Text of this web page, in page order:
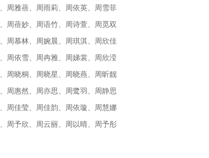
雅蓓、周雨莉、周依英、周雪菲
蓓妙、周语竹、周诗萱、周觅双
慕林、周婉晨、周琪淇、周欣佳
依雪、周冉雅、周娣裳、周欣滢
晓桐、周晓星、周晓燕、周昕靓
惠然、周亦思、周鹭羽、周静思
佳莹、周佳韵、周依璇、周慧娜
予欣、周云丽、周以晴、周予彤